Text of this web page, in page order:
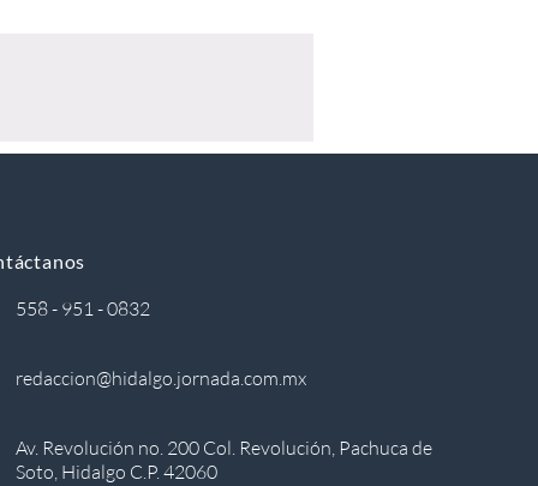
558 - 951 - 0832
redaccion@hidalgo.jornada.com.mx
Av. Revolución no. 200 Col. Revolución, Pachuca de
Soto, Hidalgo C.P. 42060